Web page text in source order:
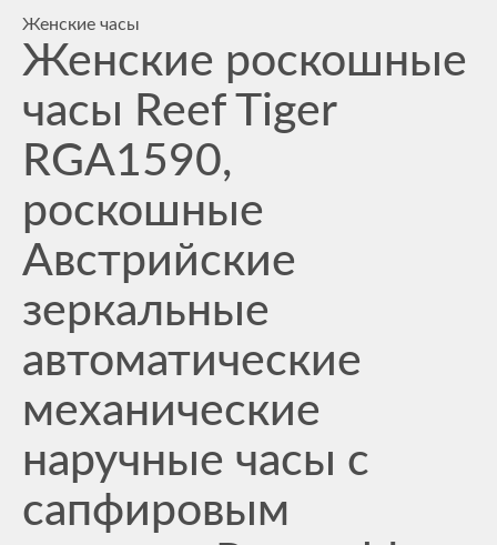
Женские часы
Женские роскошные
часы Reef Tiger
RGA1590,
роскошные
Австрийские
зеркальные
автоматические
механические
наручные часы с
сапфировым